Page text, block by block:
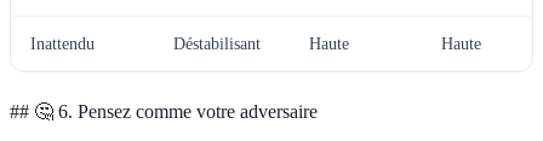
Inattendu Déstabilisant Haute Haute
## 🤔 6. Pensez comme votre adversaire